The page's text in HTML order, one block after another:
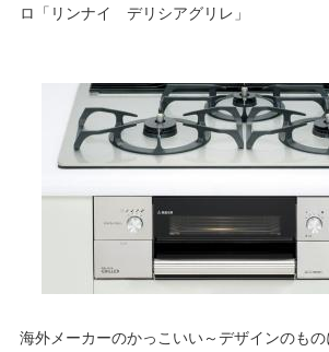
ロ「リンナイ デリシアグリレ」
海外メーカーのかっこいい～デザインのもの